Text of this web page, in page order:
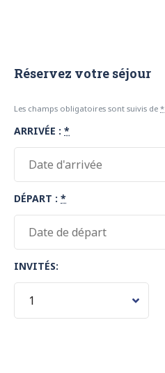
Réservez votre séjour
Les champs obligatoires sont suivis de *
ARRIVÉE : *
DÉPART : *
INVITÉS: